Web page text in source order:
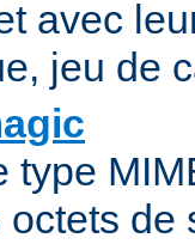
avec
jeu de
type
de